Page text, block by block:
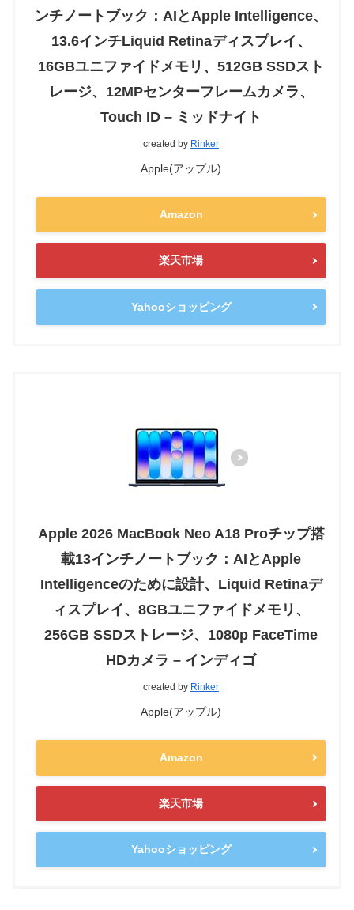
ンチノートブック：AIとApple Intelligence、
13.6インチLiquid Retinaディスプレイ、
16GBユニファイドメモリ、512GB SSDスト
レージ、12MPセンターフレームカメラ、
Touch ID – ミッドナイト
created by Rinker
Apple(アップル)
Amazon
楽天市場
Yahooショッピング
Apple 2026 MacBook Neo A18 Proチップ搭
載13インチノートブック：AIとApple
Intelligenceのために設計、Liquid Retinaデ
ィスプレイ、8GBユニファイドメモリ、
256GB SSDストレージ、1080p FaceTime
HDカメラ – インディゴ
created by Rinker
Apple(アップル)
Amazon
楽天市場
Yahooショッピング